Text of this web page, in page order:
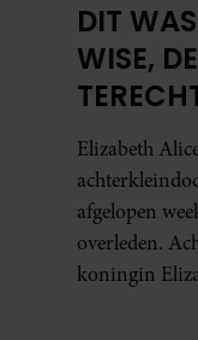
DIT
WISE,
DOOD
Elizabeth
afgelopen
overleden.
koningin